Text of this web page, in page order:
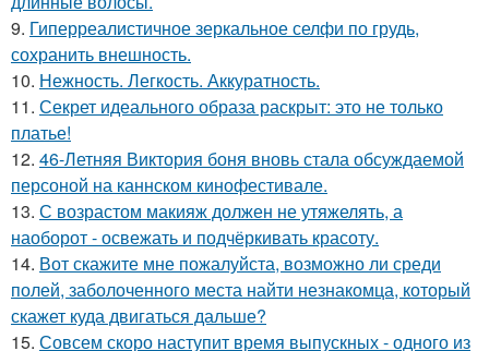
9. Гиперреалистичное зеркальное селфи по грудь,
сохранить внешность.
10. Нежность. Легкость. Аккуратность.
11. Секрет идеального образа раскрыт: это не только
платье!
12. 46-Летняя Виктория боня вновь стала обсуждаемой
персоной на каннском кинофестивале.
13. С возрастом макияж должен не утяжелять, а
наоборот - освежать и подчёркивать красоту.
14. Вот скажите мне пожалуйста, возможно ли среди
полей, заболоченного места найти незнакомца, который
скажет куда двигаться дальше?
15. Совсем скоро наступит время выпускных - одного из